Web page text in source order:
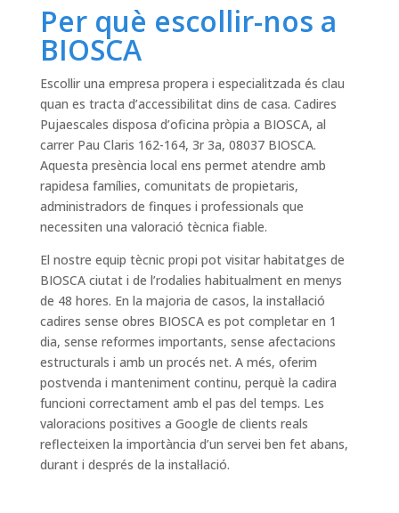
Per què escollir-nos a
BIOSCA
Escollir una empresa propera i especialitzada és clau
quan es tracta d’accessibilitat dins de casa. Cadires
Pujaescales disposa d’oficina pròpia a BIOSCA, al
carrer Pau Claris 162-164, 3r 3a, 08037 BIOSCA.
Aquesta presència local ens permet atendre amb
rapidesa famílies, comunitats de propietaris,
administradors de finques i professionals que
necessiten una valoració tècnica fiable.
El nostre equip tècnic propi pot visitar habitatges de
BIOSCA ciutat i de l’rodalies habitualment en menys
de 48 hores. En la majoria de casos, la instal·lació
cadires sense obres BIOSCA es pot completar en 1
dia, sense reformes importants, sense afectacions
estructurals i amb un procés net. A més, oferim
postvenda i manteniment continu, perquè la cadira
funcioni correctament amb el pas del temps. Les
valoracions positives a Google de clients reals
reflecteixen la importància d’un servei ben fet abans,
durant i després de la instal·lació.